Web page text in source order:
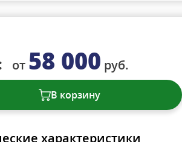
от 58 000 руб.
В корзину
характеристики